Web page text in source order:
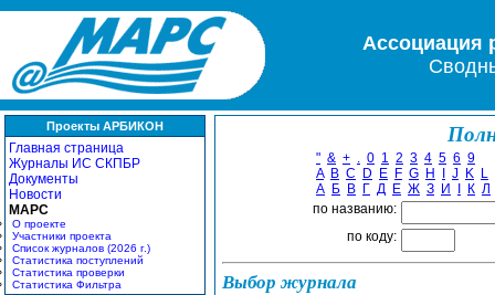
Ассоциация
Проекты АРБИКОН
Главная страница
Журналы ИС СКПБР
Документы
Новости
МАРС
О проекте
Участники проекта
Список журналов (2026 г.)
Статистика поступлений
Статистика проверки
Статистика Фильтра
" & + . 0 1 2 3 4 5 6 9
A B C D E F G H J K L
А Б В Г Д Е Ж З И К Л
по названию:
по коду:
Выбор журнала